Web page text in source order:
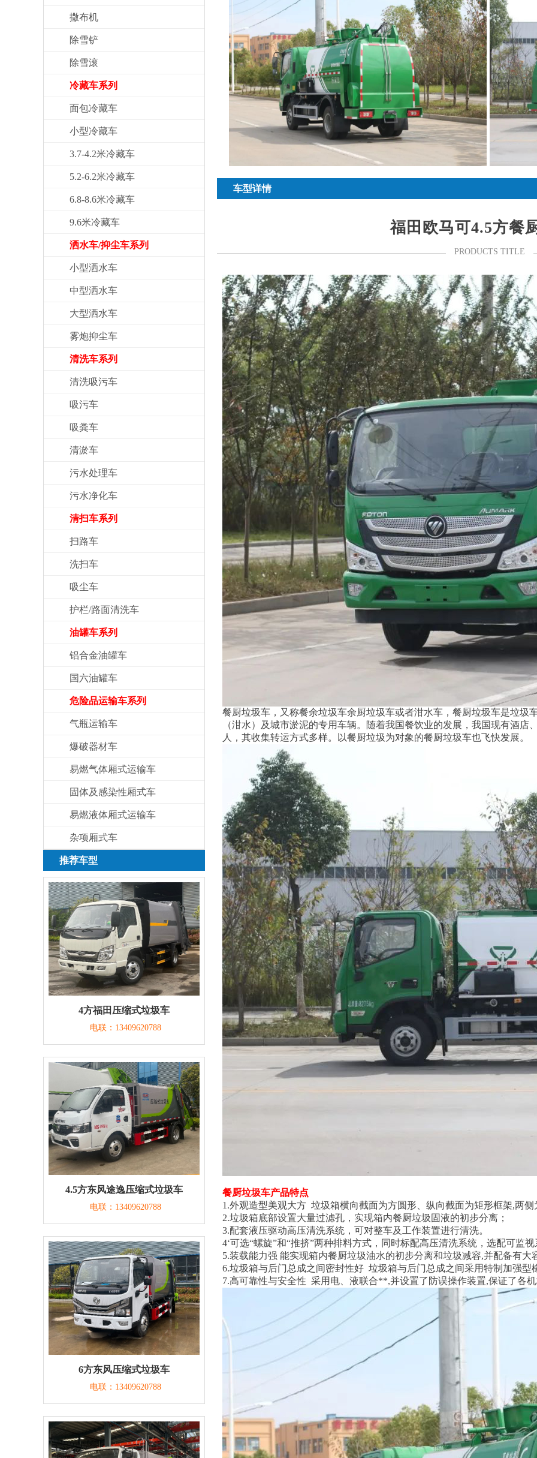
撒布机
除雪铲
除雪滚
冷藏车系列
面包冷藏车
小型冷藏车
3.7-4.2米冷藏车
5.2-6.2米冷藏车
6.8-8.6米冷藏车
9.6米冷藏车
洒水车/抑尘车系列
小型洒水车
中型洒水车
大型洒水车
雾炮抑尘车
清洗车系列
清洗吸污车
吸污车
吸粪车
清淤车
污水处理车
污水净化车
清扫车系列
扫路车
洗扫车
吸尘车
护栏/路面清洗车
油罐车系列
铝合金油罐车
国六油罐车
危险品运输车系列
气瓶运输车
爆破器材车
易燃气体厢式运输车
固体及感染性厢式车
易燃液体厢式运输车
杂项厢式车
推荐车型
4方福田压缩式垃圾车
电联：13409620788
4.5方东风途逸压缩式垃圾车
电联：13409620788
6方东风压缩式垃圾车
电联：13409620788
车型详情
福田欧马可4.5方餐
PRODUCTS TITLE
餐厨垃圾车，又称餐余垃圾车余厨垃圾车或者泔水车，餐厨垃圾车是垃圾
（泔水）及城市淤泥的专用车辆。随着我国餐饮业的发展，我国现有酒
人，其收集转运方式多样。以餐厨垃圾为对象的餐厨垃圾车也飞快发展。
餐厨垃圾车产品特点
1.外观造型美观大方 垃圾箱横向截面为方圆形、纵向截面为矩形框架,两
2.垃圾箱底部设置大量过滤孔，实现箱内餐厨垃圾固液的初步分离；
3.配套液压驱动高压清洗系统，可对整车及工作装置进行清洗。
4‘可选“螺旋”和“推挤”两种排料方式，同时标配高压清洗系统，选配可监
5.装载能力强 能实现箱内餐厨垃圾油水的初步分离和垃圾减容,并配备有大
6.垃圾箱与后门总成之间密封性好 垃圾箱与后门总成之间采用特制加强型
7.高可靠性与安全性 采用电、液联合**,并设置了防误操作装置,保证了各